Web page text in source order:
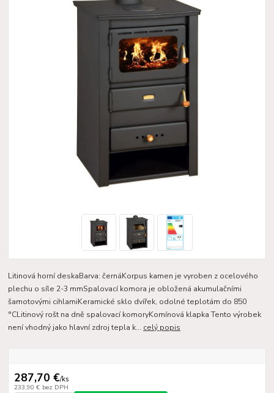
Litinová horní deskaBarva: černáKorpus kamen je vyroben z ocelového
plechu o síle 2-3 mmSpalovací komora je obložená akumulačními
šamotovými cihlamiKeramické sklo dvířek, odolné teplotám do 850
°CLitinový rošt na dně spalovací komoryKomínová klapka Tento výrobek
není vhodný jako hlavní zdroj tepla k... celý popis
287,70 €/ks
233,90 € bez DPH